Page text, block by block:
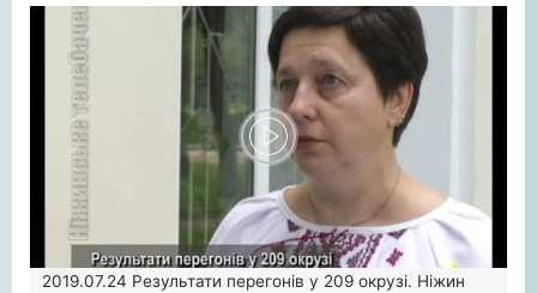
2019.07.24 Результати перегонів у 209 окрузі. Ніжин